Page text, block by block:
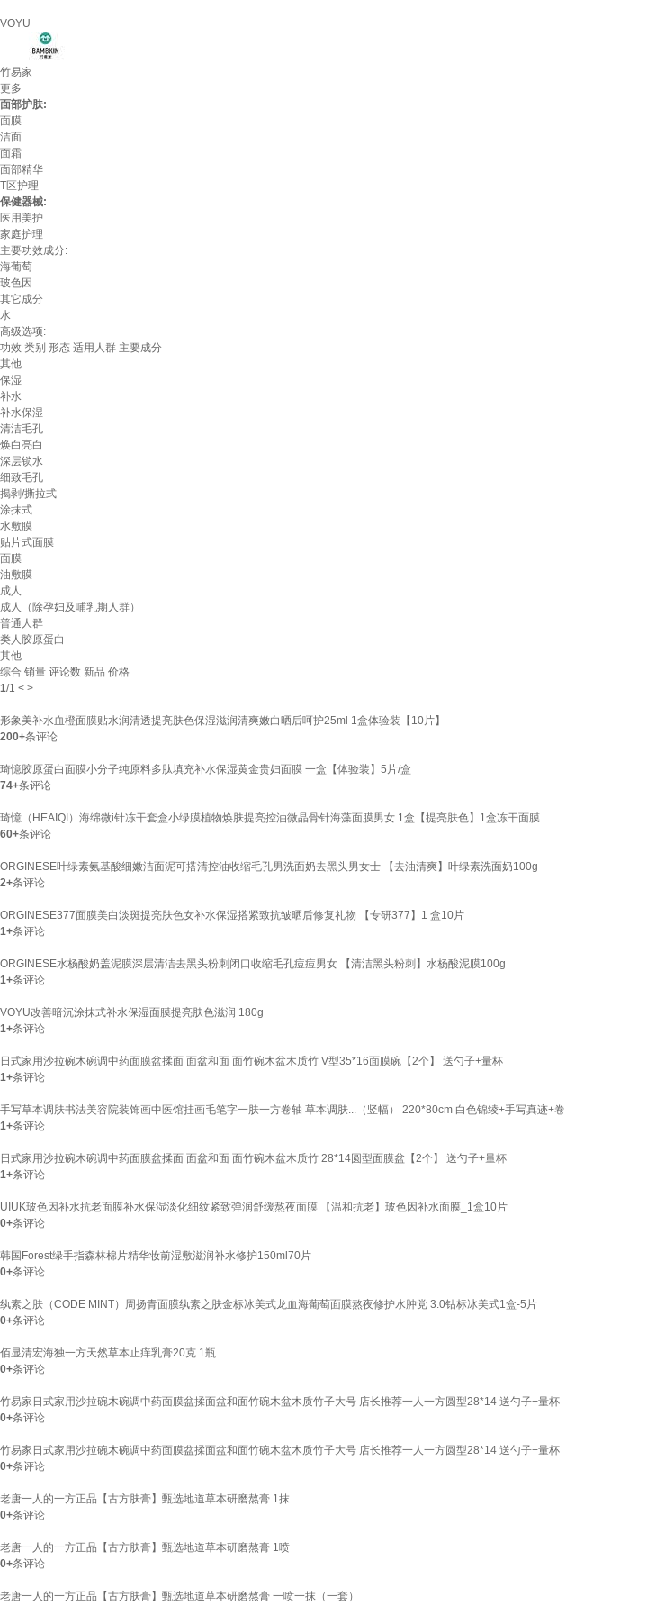
VOYU
竹易家
更多
面部护肤:
面膜
洁面
面霜
面部精华
T区护理
保健器械:
医用美护
家庭护理
主要功效成分:
海葡萄
玻色因
其它成分
水
高级选项:
功效 类别 形态 适用人群 主要成分
其他
保湿
补水
补水保湿
清洁毛孔
焕白亮白
深层锁水
细致毛孔
揭剥/撕拉式
涂抹式
水敷膜
贴片式面膜
面膜
油敷膜
成人
成人（除孕妇及哺乳期人群）
普通人群
类人胶原蛋白
其他
综合 销量 评论数 新品 价格
1/1 < >
形象美补水血橙面膜贴水润清透提亮肤色保湿滋润清爽嫩白晒后呵护25ml 1盒体验装【10片】
200+条评论
琦憶胶原蛋白面膜小分子纯原料多肽填充补水保湿黄金贵妇面膜 一盒【体验装】5片/盒
74+条评论
琦憶（HEAIQI）海绵微i针冻干套盒小绿膜植物焕肤提亮控油微晶骨针海藻面膜男女 1盒【提亮肤色】1盒冻干面膜
60+条评论
ORGINESE叶绿素氨基酸细嫩洁面泥可搭清控油收缩毛孔男洗面奶去黑头男女士 【去油清爽】叶绿素洗面奶100g
2+条评论
ORGINESE377面膜美白淡斑提亮肤色女补水保湿搭紧致抗皱晒后修复礼物 【专研377】1 盒10片
1+条评论
ORGINESE水杨酸奶盖泥膜深层清洁去黑头粉刺闭口收缩毛孔痘痘男女 【清洁黑头粉刺】水杨酸泥膜100g
1+条评论
VOYU改善暗沉涂抹式补水保湿面膜提亮肤色滋润 180g
1+条评论
日式家用沙拉碗木碗调中药面膜盆揉面 面盆和面 面竹碗木盆木质竹 V型35*16面膜碗【2个】 送勺子+量杯
1+条评论
手写草本调肤书法美容院装饰画中医馆挂画毛笔字一肤一方卷轴 草本调肤...（竖幅） 220*80cm 白色锦绫+手写真迹+卷
1+条评论
日式家用沙拉碗木碗调中药面膜盆揉面 面盆和面 面竹碗木盆木质竹 28*14圆型面膜盆【2个】 送勺子+量杯
1+条评论
UIUK玻色因补水抗老面膜补水保湿淡化细纹紧致弹润舒缓熬夜面膜 【温和抗老】玻色因补水面膜_1盒10片
0+条评论
韩国Forest绿手指森林棉片精华妆前湿敷滋润补水修护150ml70片
0+条评论
纨素之肤（CODE MINT）周扬青面膜纨素之肤金标冰美式龙血海葡萄面膜熬夜修护水肿党 3.0钻标冰美式1盒-5片
0+条评论
佰显清宏海独一方天然草本止痒乳膏20克 1瓶
0+条评论
竹易家日式家用沙拉碗木碗调中药面膜盆揉面盆和面竹碗木盆木质竹子大号 店长推荐一人一方圆型28*14 送勺子+量杯
0+条评论
竹易家日式家用沙拉碗木碗调中药面膜盆揉面盆和面竹碗木盆木质竹子大号 店长推荐一人一方圆型28*14 送勺子+量杯
0+条评论
老唐一人的一方正品【古方肤膏】甄选地道草本研磨熬膏 1抹
0+条评论
老唐一人的一方正品【古方肤膏】甄选地道草本研磨熬膏 1喷
0+条评论
老唐一人的一方正品【古方肤膏】甄选地道草本研磨熬膏 一喷一抹（一套）